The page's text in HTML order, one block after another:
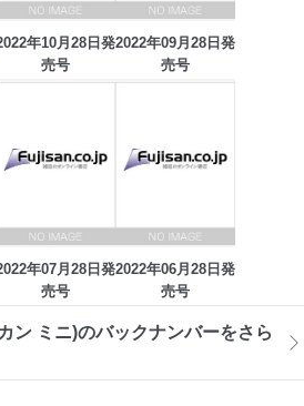
年10月28日発
売号
2022年09月28日発
売号
年07月28日発
売号
2022年06月28日発
売号
ン ミニ)のバックナンバーをさら